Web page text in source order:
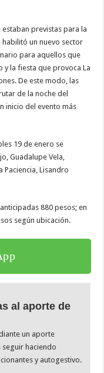
previstas para la
habilitó un nuevo sector
para aquellos que
la fiesta que provoca La
De este modo, las
de la noche del
inicio del evento más
19 de enero se
Guadalupe Vela,
Paciencia, Lisandro
880 pesos; en
según ubicación.
al aporte de
un aporte
haciendo
y autogestivo.